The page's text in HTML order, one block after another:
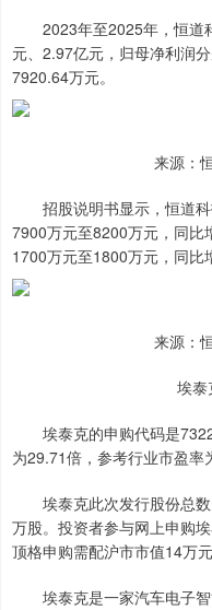
2023年至2025年，恒道
元、2.97亿元，归母净利润
7920.64万元。
来源：
招股说明书显示，恒道科
7900万元至8200万元，同比
1700万元至1800万元，同比
来源：
埃泰
埃泰克的申购代码是
为29.71倍，参考行业市盈率
埃泰克此次发行股份总数
万股。投资者参与网上申购
顶格申购需配沪市市值14万元
埃泰克是一家汽车电子智